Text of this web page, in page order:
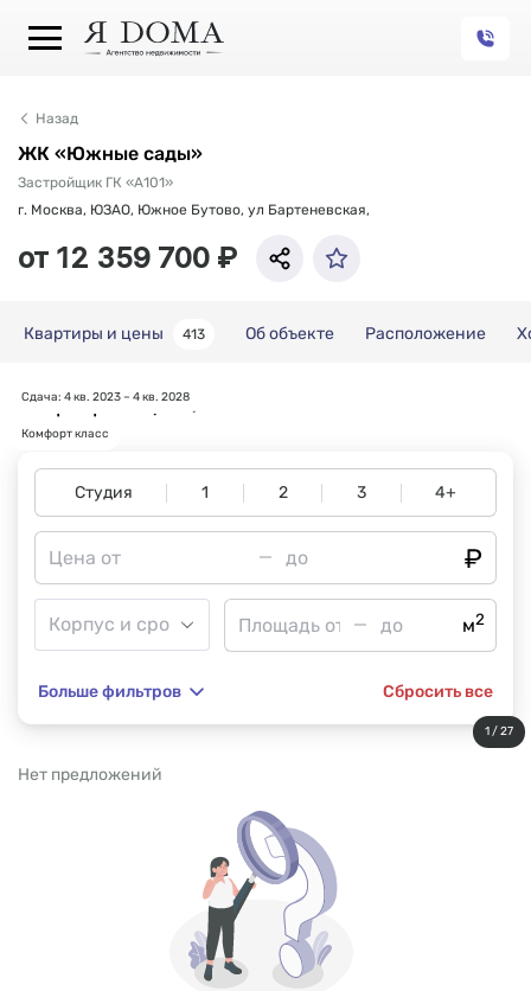
Назад
ЖК «Южные сады»
Застройщик ГК «А101»
г. Москва, ЮЗАО, Южное Бутово, ул Бартеневская,
от 12 359 700 ₽
Квартиры и цены 413 Об объекте Расположение
Сдача: 4 кв. 2023 – 4 кв. 2028
Комфорт класс
1 / 27
Квартиры и цены
Студия 1 2 3 4+
м2
Больше фильтров Сбросить все
Нет предложений